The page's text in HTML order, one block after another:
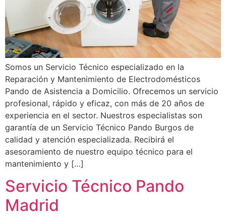
Somos un Servicio Técnico especializado en la
Reparación y Mantenimiento de Electrodomésticos
Pando de Asistencia a Domicilio. Ofrecemos un servicio
profesional, rápido y eficaz, con más de 20 años de
experiencia en el sector. Nuestros especialistas son
garantía de un Servicio Técnico Pando Burgos de
calidad y atención especializada. Recibirá el
asesoramiento de nuestro equipo técnico para el
mantenimiento y […]
Servicio Técnico Pando
Madrid